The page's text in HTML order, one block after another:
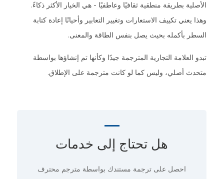
الأصلية بطريقة منطقية ثقافيًا وعاطفيًا - هي الخيار الأكثر ذكاءً.
وهذا يعني تكييف الاستعارات وتغيير التعابير وأحيانًا إعادة كتابة
السطر بأكمله بحيث يصل بنفس الطاقة والمعنى.
تبدو العلامة التجارية المترجمة جيدًا وكأنها تم إنشاؤها بواسطة
متحدث أصلي، وليس كما لو كانت مترجمة على الإطلاق.
هل تحتاج إلى خدمات
احصل على ترجمة مستندك بواسطة مترجم محترف